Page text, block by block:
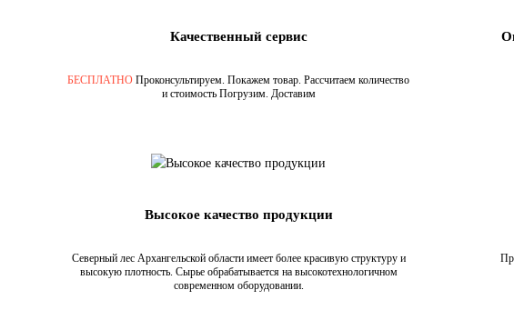
Качественный сервис
БЕСПЛАТНО Проконсультируем. Покажем товар. Рассчитаем количество
и стоимость Погрузим. Доставим
Высокое качество продукции
Северный лес Архангельской области имеет более красивую структуру и
высокую плотность. Сырье обрабатывается на высокотехнологичном
современном оборудовании.